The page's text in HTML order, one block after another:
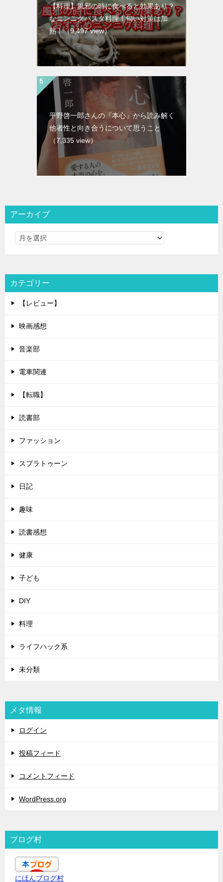
【料理】風邪の時に食べると効果あり？
なニンニクパスタ料理！匂い対策は加
熱！（9,497 view）
平野啓一郎さんの『本心』から読み解く
他者性と向き合うについて思うこと
（7,335 view）
アーカイブ
カテゴリー
【レビュー】
映画感想
音楽部
電車関連
【転職】
読書部
ファッション
スプラトゥーン
日記
趣味
読書感想
健康
子ども
DIY
料理
ライフハック系
未分類
メタ情報
ログイン
投稿フィード
コメントフィード
WordPress.org
ブログ村
にほんブログ村